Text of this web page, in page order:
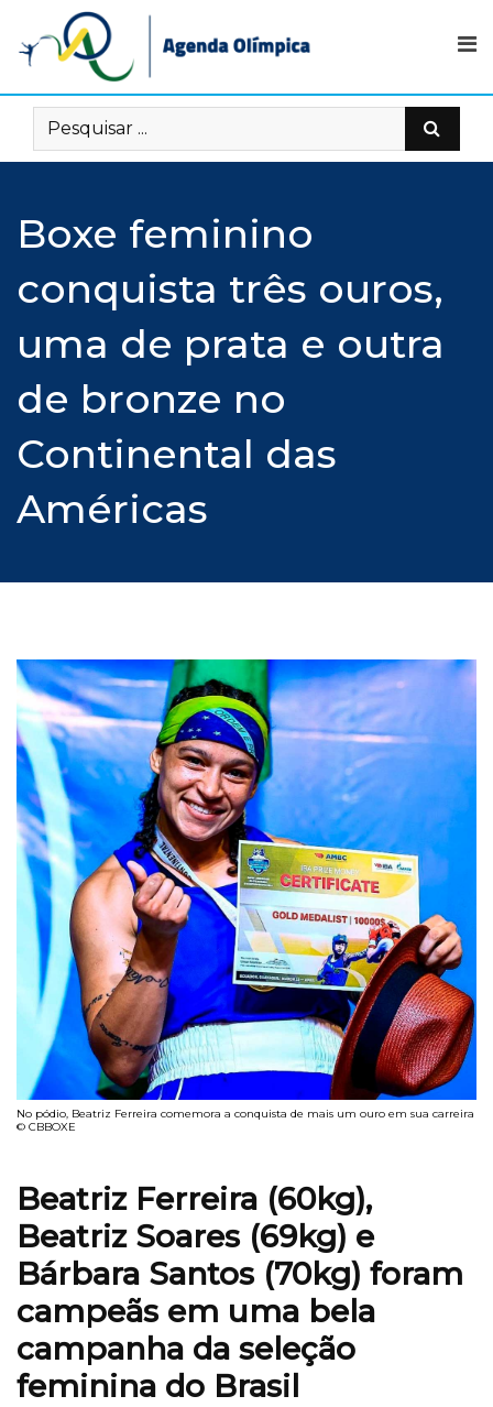
content
Boxe feminino
conquista três ouros,
uma de prata e outra
de bronze no
Continental das
Américas
No pódio, Beatriz Ferreira comemora a conquista de mais um ouro em sua carreira
© CBBOXE
Beatriz Ferreira (60kg),
Beatriz Soares (69kg) e
Bárbara Santos (70kg) foram
campeãs em uma bela
campanha da seleção
feminina do Brasil